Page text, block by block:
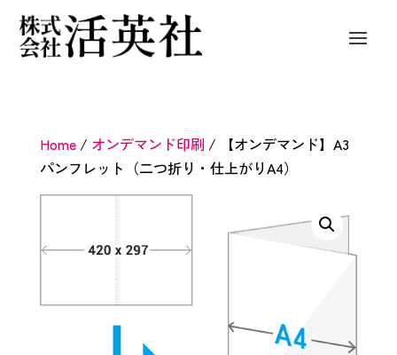
Home/ オンデマンド印刷 / 【オンデマンド】A3
パンフレット（二つ折り・仕上がりA4）